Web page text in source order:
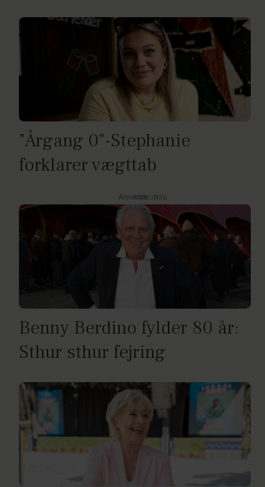
"Årgang 0"-Stephanie
forklarer vægttab
Annonce
Benny Berdino fylder 80 år:
Sthur sthur fejring